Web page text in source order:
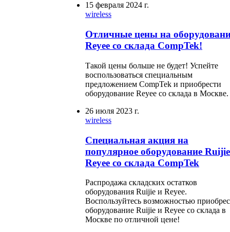
15 февраля 2024 г.
wireless
Отличные цены на
Reyee со склада CompTek!
Такой цены больше не будет! Успейте
воспользоваться специальным
предложением CompTek и приобрести
оборудование Reyee со склада в Москве.
26 июля 2023 г.
wireless
Специальная акция на
популярное оборудование
Reyee со склада CompTek
Распродажа складских остатков
оборудования Ruijie и Reyee.
Воспользуйтесь возможностью
оборудование Ruijie и Reyee со склада в
Москве по отличной цене!